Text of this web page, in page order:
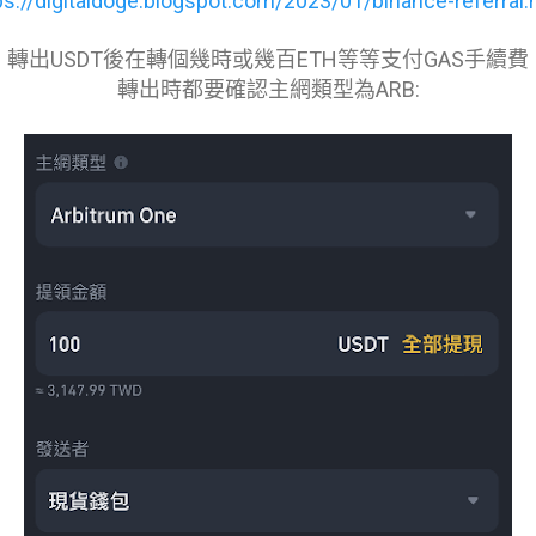
轉出USDT後在轉個幾時或幾百ETH等等支付GAS手續費
轉出時都要確認主網類型為ARB: